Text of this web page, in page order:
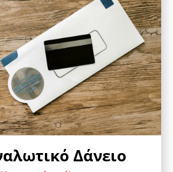
Δάνειο